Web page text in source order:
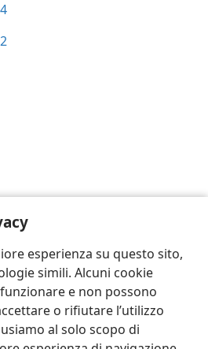
esperienza su questo sito,
simili. Alcuni cookie
e non possono
o rifiutare l’utilizzo
al solo scopo di
Impostazioni